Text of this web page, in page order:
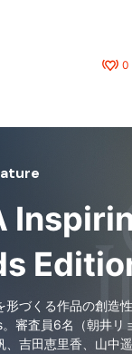
0
形づくる作品の創造
審査員6名（朝井リ
、吉田恵里香、山中